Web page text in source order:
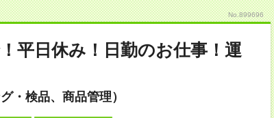
No.899696
平日休み！日勤のお仕事！運
・検品、商品管理）